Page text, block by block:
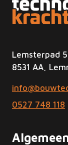
Lemsterpad
8531 AA,
0527 748 118